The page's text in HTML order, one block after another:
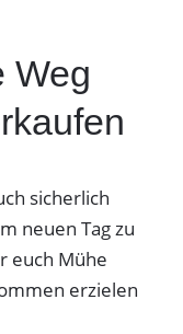
Weg
sicherlich
neuen Tag zu
euch Mühe
erzielen